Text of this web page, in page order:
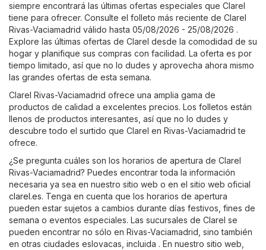
siempre encontrará las últimas ofertas especiales que Clarel
tiene para ofrecer. Consulte el folleto más reciente de Clarel
Rivas-Vaciamadrid válido hasta 05/08/2026 - 25/08/2026 .
Explore las últimas ofertas de Clarel desde la comodidad de su
hogar y planifique sus compras con facilidad. La oferta es por
tiempo limitado, así que no lo dudes y aprovecha ahora mismo
las grandes ofertas de esta semana.
Clarel Rivas-Vaciamadrid ofrece una amplia gama de
productos de calidad a excelentes precios. Los folletos están
llenos de productos interesantes, así que no lo dudes y
descubre todo el surtido que Clarel en Rivas-Vaciamadrid te
ofrece.
¿Se pregunta cuáles son los horarios de apertura de Clarel
Rivas-Vaciamadrid? Puedes encontrar toda la información
necesaria ya sea en nuestro sitio web o en el sitio web oficial
clarel.es. Tenga en cuenta que los horarios de apertura
pueden estar sujetos a cambios durante días festivos, fines de
semana o eventos especiales. Las sucursales de Clarel se
pueden encontrar no sólo en Rivas-Vaciamadrid, sino también
en otras ciudades eslovacas, incluida . En nuestro sitio web,